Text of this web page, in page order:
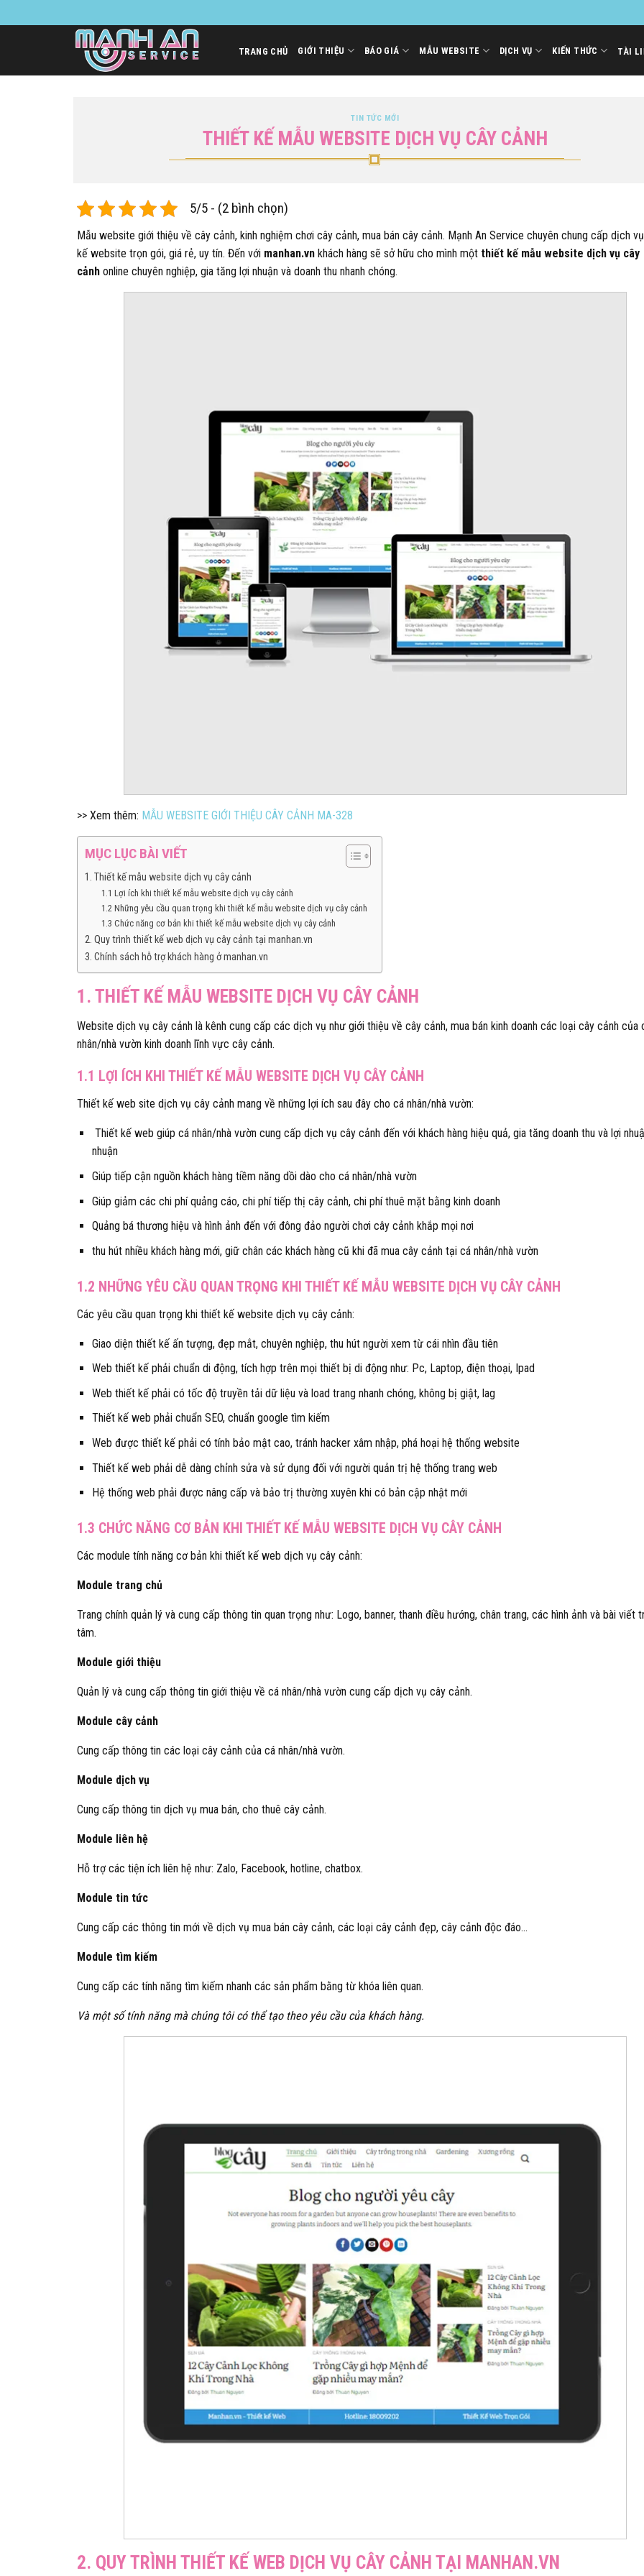
qua
TRANG CHỦ GIỚI THIỆU BÁO GIÁ MẪU WEBSITE DỊCH VỤ KIẾN THỨC TÀI
TIN TỨC MỚI
THIẾT KẾ MẪU WEBSITE DỊCH VỤ CÂY CẢNH
5/5 - (2 bình chọn)
Mẫu website giới thiệu về cây cảnh, kinh nghiệm chơi cây cảnh, mua bán cây cảnh. Mạnh An Service chuyên chung cấp dịch
kế website trọn gói, giá rẻ, uy tín. Đến với manhan.vn khách hàng sẽ sở hữu cho mình một thiết kế mẫu website dịch vụ cây
cảnh online chuyên nghiệp, gia tăng lợi nhuận và doanh thu nhanh chóng.
>> Xem thêm: MẪU WEBSITE GIỚI THIỆU CÂY CẢNH MA-328
MỤC LỤC BÀI VIẾT
1. Thiết kế mẫu website dịch vụ cây cảnh
1.1 Lợi ích khi thiết kế mẫu website dịch vụ cây cảnh
1.2 Những yêu cầu quan trọng khi thiết kế mẫu website dịch vụ cây cảnh
1.3 Chức năng cơ bản khi thiết kế mẫu website dịch vụ cây cảnh
2. Quy trình thiết kế web dịch vụ cây cảnh tại manhan.vn
3. Chính sách hỗ trợ khách hàng ở manhan.vn
1. THIẾT KẾ MẪU WEBSITE DỊCH VỤ CÂY CẢNH
Website dịch vụ cây cảnh là kênh cung cấp các dịch vụ như giới thiệu về cây cảnh, mua bán kinh doanh các loại cây cảnh của
nhân/nhà vườn kinh doanh lĩnh vực cây cảnh.
1.1 LỢI ÍCH KHI THIẾT KẾ MẪU WEBSITE DỊCH VỤ CÂY CẢNH
Thiết kế web site dịch vụ cây cảnh mang về những lợi ích sau đây cho cá nhân/nhà vườn:
Thiết kế web giúp cá nhân/nhà vườn cung cấp dịch vụ cây cảnh đến với khách hàng hiệu quả, gia tăng doanh thu và lợi
nhuận
Giúp tiếp cận nguồn khách hàng tiềm năng dồi dào cho cá nhân/nhà vườn
Giúp giảm các chi phí quảng cáo, chi phí tiếp thị cây cảnh, chi phí thuê mặt bằng kinh doanh
Quảng bá thương hiệu và hình ảnh đến với đông đảo người chơi cây cảnh khắp mọi nơi
thu hút nhiều khách hàng mới, giữ chân các khách hàng cũ khi đã mua cây cảnh tại cá nhân/nhà vườn
1.2 NHỮNG YÊU CẦU QUAN TRỌNG KHI THIẾT KẾ MẪU WEBSITE DỊCH VỤ CÂY CẢNH
Các yêu cầu quan trọng khi thiết kế website dịch vụ cây cảnh:
Giao diện thiết kế ấn tượng, đẹp mắt, chuyên nghiệp, thu hút người xem từ cái nhìn đầu tiên
Web thiết kế phải chuẩn di động, tích hợp trên mọi thiết bị di động như: Pc, Laptop, điện thoại, Ipad
Web thiết kế phải có tốc độ truyền tải dữ liệu và load trang nhanh chóng, không bị giật, lag
Thiết kế web phải chuẩn SEO, chuẩn google tìm kiếm
Web được thiết kế phải có tính bảo mật cao, tránh hacker xâm nhập, phá hoại hệ thống website
Thiết kế web phải dễ dàng chỉnh sửa và sử dụng đối với người quản trị hệ thống trang web
Hệ thống web phải được nâng cấp và bảo trị thường xuyên khi có bản cập nhật mới
1.3 CHỨC NĂNG CƠ BẢN KHI THIẾT KẾ MẪU WEBSITE DỊCH VỤ CÂY CẢNH
Các module tính năng cơ bản khi thiết kế web dịch vụ cây cảnh:
Module trang chủ
Trang chính quản lý và cung cấp thông tin quan trọng như: Logo, banner, thanh điều hướng, chân trang, các hình ảnh và bài viết
tâm.
Module giới thiệu
Quản lý và cung cấp thông tin giới thiệu về cá nhân/nhà vườn cung cấp dịch vụ cây cảnh.
Module cây cảnh
Cung cấp thông tin các loại cây cảnh của cá nhân/nhà vườn.
Module dịch vụ
Cung cấp thông tin dịch vụ mua bán, cho thuê cây cảnh.
Module liên hệ
Hỗ trợ các tiện ích liên hệ như: Zalo, Facebook, hotline, chatbox.
Module tin tức
Cung cấp các thông tin mới về dịch vụ mua bán cây cảnh, các loại cây cảnh đẹp, cây cảnh độc đáo…
Module tìm kiếm
Cung cấp các tính năng tìm kiếm nhanh các sản phẩm bằng từ khóa liên quan.
Và một số tính năng mà chúng tôi có thể tạo theo yêu cầu của khách hàng.
2. QUY TRÌNH THIẾT KẾ WEB DỊCH VỤ CÂY CẢNH TẠI MANHAN.VN